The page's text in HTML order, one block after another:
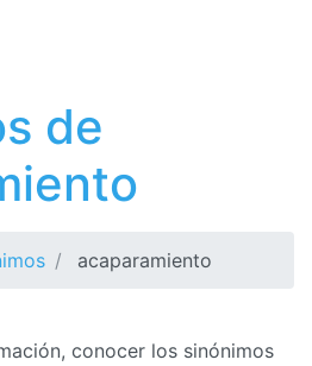
de
acaparamiento
conocer los sinónimos